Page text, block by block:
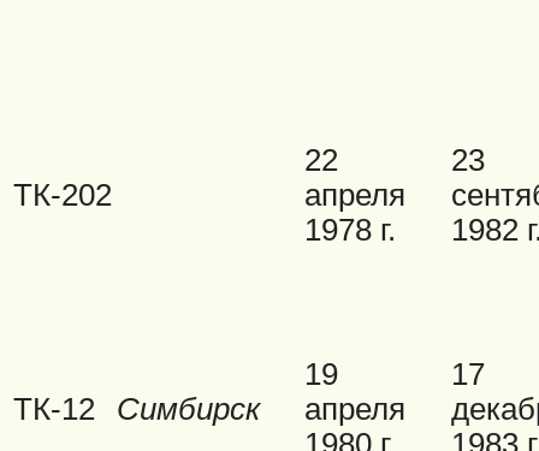
ТК-202
22
апреля
1978 г.
23
1982
ТК-12 Симбирск
19
апреля
1980 г.
17
1983